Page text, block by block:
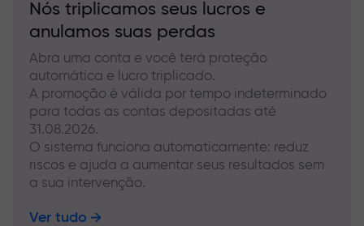
Nós triplicamos seus lucros e
anulamos suas perdas
Abra uma conta e você terá proteção
automática e lucro triplicado.
A promoção é válida por tempo indeterminado
para todas as contas depositadas até
31.08.2026.
O sistema funciona automaticamente: reduz
riscos e ajuda a aumentar seus resultados sem
a sua intervenção.
Ver tudo